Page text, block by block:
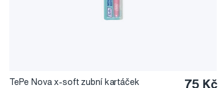
TePe Nova x-soft zubní kartáček 75 Kč